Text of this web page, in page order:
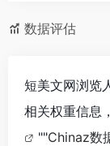
数据评估
短美文网浏览
相关权重信息
""Chinaz数